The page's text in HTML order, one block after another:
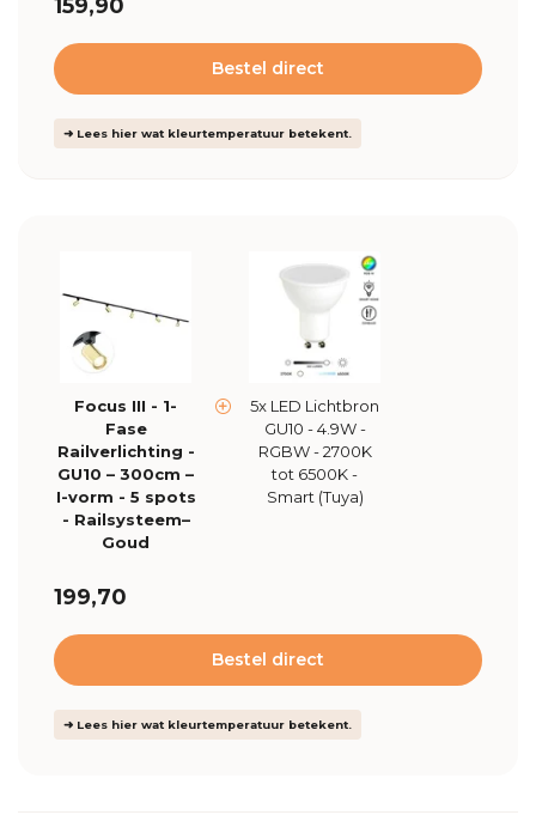
159,90
Bestel direct
➜ Lees hier wat kleurtemperatuur betekent.
Focus III - 1-
Fase
Railverlichting -
GU10 – 300cm –
I-vorm - 5 spots
- Railsysteem–
Goud
5x LED Lichtbron
GU10 - 4.9W -
RGBW - 2700K
tot 6500K -
Smart (Tuya)
199,70
Bestel direct
➜ Lees hier wat kleurtemperatuur betekent.